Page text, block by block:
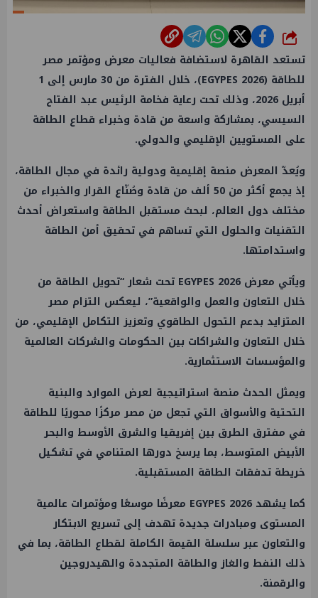
شارك
تستعد القاهرة لاستضافة فعاليات معرض ومؤتمر مصر
للطاقة (EGYPES 2026)، خلال الفترة من 30 مارس إلى 1
أبريل 2026، وذلك تحت رعاية فخامة الرئيس عبد الفتاح
السيسي، بمشاركة واسعة من قادة وخبراء قطاع الطاقة
على المستويين الإقليمي والدولي.
ويُعدّ المعرض منصة إقليمية ودولية رائدة في مجال الطاقة،
إذ يجمع أكثر من 50 ألف من قادة وصُنّاع القرار والخبراء من
مختلف دول العالم، لبحث مستقبل الطاقة واستعراض أحدث
التقنيات والحلول التي تساهم في تحقيق أمن الطاقة
واستدامتها.
ويأتي معرض EGYPES 2026 تحت شعار “تحويل الطاقة من
خلال التعاون والعمل والواقعية”، ليعكس التزام مصر
المتزايد بدعم التحول الطاقوي وتعزيز التكامل الإقليمي، من
خلال التعاون والشراكات بين الحكومات والشركات العالمية
والمؤسسات الاستثمارية.
ويمثل الحدث منصة استراتيجية لعرض الموارد والبنية
التحتية والأسواق التي تجعل من مصر مركزًا محوريًا للطاقة
في مفترق الطرق بين إفريقيا والشرق الأوسط والبحر
الأبيض المتوسط، بما يرسخ دورها المتنامي في تشكيل
خريطة تدفقات الطاقة المستقبلية.
كما يشهد EGYPES 2026 معرضًا موسعًا ومؤتمرات عالمية
المستوى ومبادرات جديدة تهدف إلى تسريع الابتكار
والتعاون عبر سلسلة القيمة الكاملة لقطاع الطاقة، بما في
ذلك النفط والغاز والطاقة المتجددة والهيدروجين
والرقمنة.